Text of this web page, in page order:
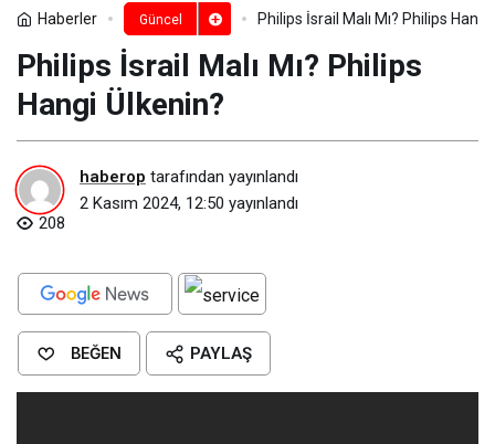
Haberler Güncel Philips İsrail Malı Mı? Philips
Philips İsrail Malı Mı? Philips
Hangi Ülkenin?
haberop tarafından yayınlandı
2 Kasım 2024, 12:50 yayınlandı
208
BEĞEN PAYLAŞ